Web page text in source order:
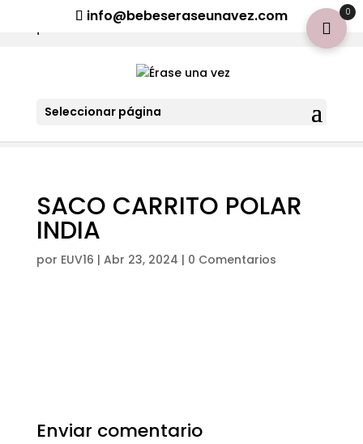
¡Aviso importante para tod@s! Si necesitan más información
info@bebeseraseunavez.com
Seleccionar página
SACO CARRITO POLAR
INDIA
por EUV16 | Abr 23, 2024 | 0 Comentarios
Enviar comentario
0